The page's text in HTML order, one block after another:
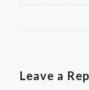
Leave a